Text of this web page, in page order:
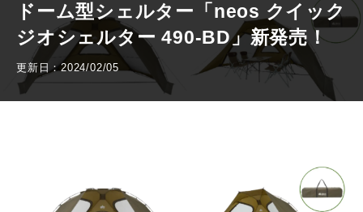
ドーム型シェルター「neos クイック
ジオシェルター 490-BD」新発売！
更新日：2024/02/05